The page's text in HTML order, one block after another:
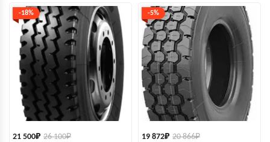
-18%
26 100₽
21 500₽
-5%
20 866₽
19 872₽